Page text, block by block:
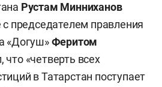
Рустам Минниханов
с председателем правления
«Догуш»Феритом
что «четверть всех
в Татарстан поступает